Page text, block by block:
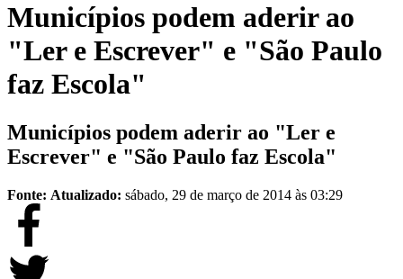
Municípios podem aderir ao
"Ler e Escrever" e "São Paulo
faz Escola"
Municípios podem aderir ao "Ler e
Escrever" e "São Paulo faz Escola"
Fonte: Atualizado: sábado, 29 de março de 2014 às 03:29